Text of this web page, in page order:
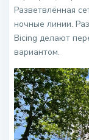
Разветвлённая
ночные линии.
Bicing делают
вариантом.